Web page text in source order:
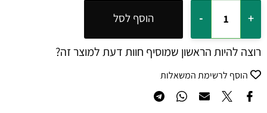
הוסף לסל
רוצה להיות הראשון שמוסיף חוות דעת למוצר זה?
הוסף לרשימת המשאלות